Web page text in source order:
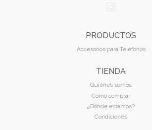
PRODUCTOS
Accesorios para Teléfonos
TIENDA
Quiénes somos
Cómo comprar
¿Dónde estamos?
Condiciones